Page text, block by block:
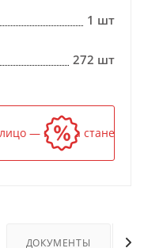
1 шт
272 шт
— и цена станет
ДОКУМЕНТЫ